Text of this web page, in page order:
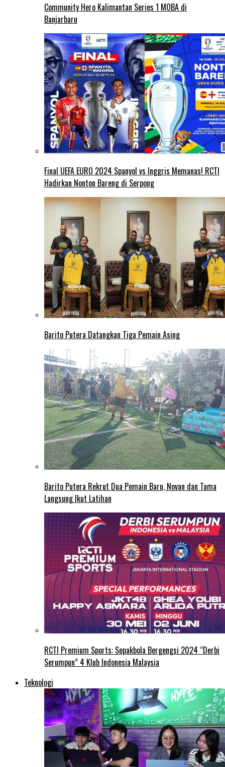
Community Hero Kalimantan Series 1 MOBA di
Banjarbaru
Final UEFA EURO 2024 Spanyol vs Inggris Memanas! RCTI
Hadirkan Nonton Bareng di Serpong
Barito Putera Datangkan Tiga Pemain Asing
Barito Putera Rekrut Dua Pemain Baru, Novan dan Tama
Langsung Ikut Latihan
RCTI Premium Sports: Sepakbola Bergengsi 2024 “Derbi
Serumpun” 4 Klub Indonesia Malaysia
Teknologi